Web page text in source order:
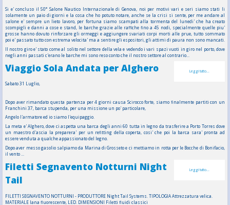
Si e' concluso il 50° Salone Nautico Internazionale di Genova, noi per motivi vari e seri siamo stati li
solamente un paio di giorni e la cosa che ho potuto notare, anche se la crisi si sente, per me andare al
salone e' sempre un lieto lavoro, per fortuna siamo scampati alla tormenta del lunedi' che ha creato
scompigli e danni a cose e stand, le barche grazie alle raffiche fino a 45 nodi, specialmente quelle piu'
grosse hanno dovuto rinforzare gli ormeggi e aggiungere svariati corpi morti alle prue, tutto sommato
poi e' passato tutto con estrema velocita' ma a sentire gli espositori, gli attimi di paura non sono mancati.
Il nostro giro e' stato come al solito nel settore della vela e vedendo i vari spazi vuoti in giro nel porto, dove
negli anni passati c'erano le barche mi sono reso conto che il nostro settore al contrario...
Leggi tutto...
Viaggio Sola Andata per Alghero
Sabato 31 Luglio,
Dopo aver rimandato questa partenza per 4 giorni causa Scirocco forte, siamo finalmente partiti con un
Franchini 37, barca stupenda, per una missione un po' particolare,
Angelo l'armatore ed io siamo l'equipaggio.
La meta e' Alghero, dove ci aspetta una barca degli anni 60 tutta in legno da trasferire a Porto Torres dove
un maestro d'ascia la preparera' per un refitting della coperta, cosi' che poi la barca sara' pronta ad
essere venduta a qualche appassionato del legno.
Dopo aver messo gasolio salpiamo da Marina di Grosseto e ci mettiamo in rotta per le Bocche di Bonifacio,
il vento ...
Leggi tutto...
Filetti Segnavento Notturni Night
Tail
FILETTI SEGNAVENTO NOTTURNI - PRODUTTORE Night Tail Systems. TIPOLOGIA Attrezzatura velica.
MATERIALE lana fluorescente, LED. DIMENSIONI Filetti fluidi classici